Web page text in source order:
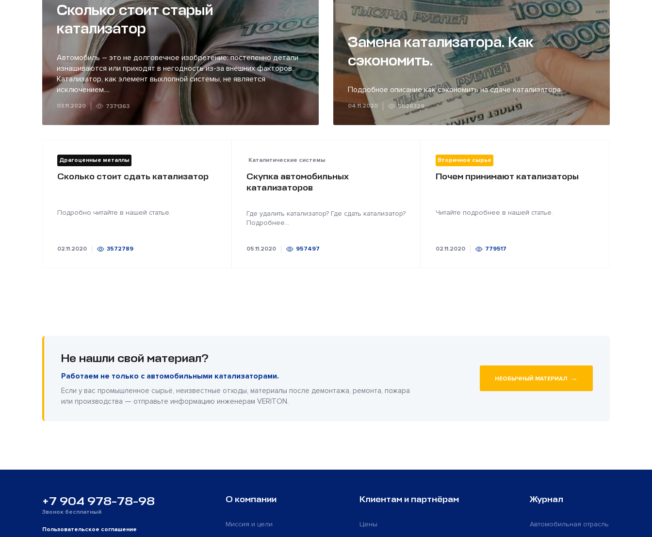
Сколько стоит старый
катализатор
Автомобиль – это не долговечное изобретение: постепенно детали
изнашиваются или приходят в негодность из-за внешних факторов.
Катализатор, как элемент выхлопной системы, не является
исключением....
03.11.2020 7371363
Замена катализатора. Как
сэкономить.
Подробное описание как сэкономить на сдаче катализатора.
04.11.2020 5026329
Драгоценные металлы
Сколько стоит сдать катализатор
Подробно читайте в нашей статье.
02.11.2020 3572789
Каталитические системы
Скупка автомобильных
катализаторов
Где удалить катализатор? Где сдать катализатор?
Подробнее...
05.11.2020 957497
Вторичное сырье
Почем принимают катализаторы
Читайте подробнее в нашей статье.
02.11.2020 779517
Не нашли свой материал?
Работаем не только с автомобильными катализаторами.
Если у вас промышленное сырьё, неизвестные отходы, материалы после демонтажа, ремонта, пожара
или производства — отправьте информацию инженерам VERITON.
НЕОБЫЧНЫЙ МАТЕРИАЛ →
+7 904 978-78-98
Звонок бесплатный
Пользовательское соглашение
О компании
Миссия и цели
Клиентам и партнёрам
Цены
Журнал
Автомобильная отрасль